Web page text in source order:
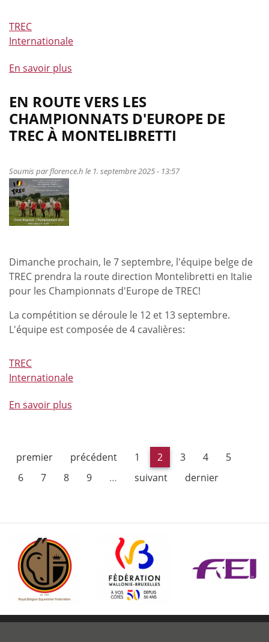
TREC
Internationale
En savoir plus
de
Championnat
d'Europe
de
senior:
EN ROUTE VERS LES
CHAMPIONNATS D'EUROPE DE
TREC À MONTELIBRETTI
Soumis parflorence.h le 1. septembre 2025 - 13:57
Dimanche prochain, le 7 septembre, l'équipe belge de
TREC prendra la route direction Montelibretti en Italie
pour les Championnats d'Europe de TREC!
La compétition se déroule le 12 et 13 septembre.
L'équipe est composée de 4 cavalières:
TREC
Internationale
En savoir plus
route
vers
d'Europe
Montelibretti
premier précédent 1 2 3 4
5
6
7 8 9 … suivant dernier